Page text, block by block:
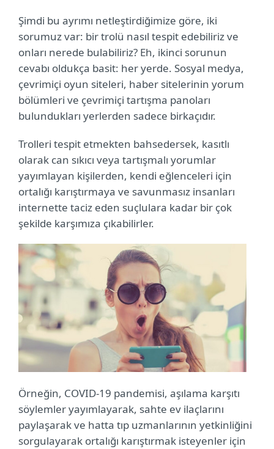
Şimdi bu ayrımı netleştirdiğimize göre, iki
sorumuz var: bir trolü nasıl tespit edebiliriz ve
onları nerede bulabiliriz? Eh, ikinci sorunun
cevabı oldukça basit: her yerde. Sosyal medya,
çevrimiçi oyun siteleri, haber sitelerinin yorum
bölümleri ve çevrimiçi tartışma panoları
bulundukları yerlerden sadece birkaçıdır.
Trolleri tespit etmekten bahsedersek, kasıtlı
olarak can sıkıcı veya tartışmalı yorumlar
yayımlayan kişilerden, kendi eğlenceleri için
ortalığı karıştırmaya ve savunmasız insanları
internette taciz eden suçlulara kadar bir çok
şekilde karşımıza çıkabilirler.
Örneğin, COVID-19 pandemisi, aşılama karşıtı
söylemler yayımlayarak, sahte ev ilaçlarını
paylaşarak ve hatta tıp uzmanlarının yetkinliğini
sorgulayarak ortalığı karıştırmak isteyenler için